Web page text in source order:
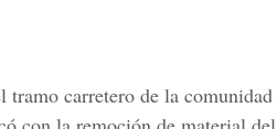
tramo carretero de la comunidad